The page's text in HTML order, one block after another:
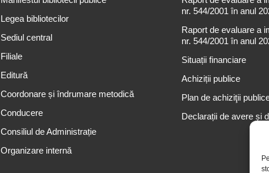
Legea bibliotecilor
Sediul central
Filiale
Editură
Coordonare și îndrumare metodică
Conducere
Consiliul de Administrație
Organizare internă
nr. 544/2001 în anul
Raport de evaluare a
nr. 544/2001 în anul
Situații financiare
Achiziții publice
Plan de achiziţii
Declarații de avere și